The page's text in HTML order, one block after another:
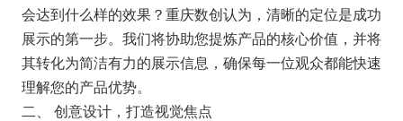
会达到什么样的效果？重庆数创认为，清晰的定位是成功
展示的第一步。我们将协助您提炼产品的核心价值，并将
其转化为简洁有力的展示信息，确保每一位观众都能快速
理解您的产品优势。
二、 创意设计，打造视觉焦点